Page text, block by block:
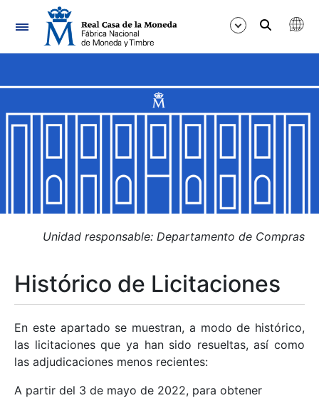
Navegación
Mostrar/Ocultar
Mostrar/Ocultar
Mostrar/Ocultar
Mostrar/Ocultar
Mostrar/Ocultar
Unidad responsable: Departamento de Compras
Histórico de Licitaciones
En este apartado se muestran, a modo de histórico,
las licitaciones que ya han sido resueltas, así como
las adjudicaciones menos recientes:
A partir del 3 de mayo de 2022, para obtener